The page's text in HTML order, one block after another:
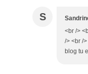
S
<br />
/> <br /
blog tu